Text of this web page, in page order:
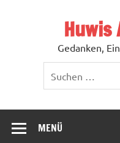
Gedanken,
MENÜ